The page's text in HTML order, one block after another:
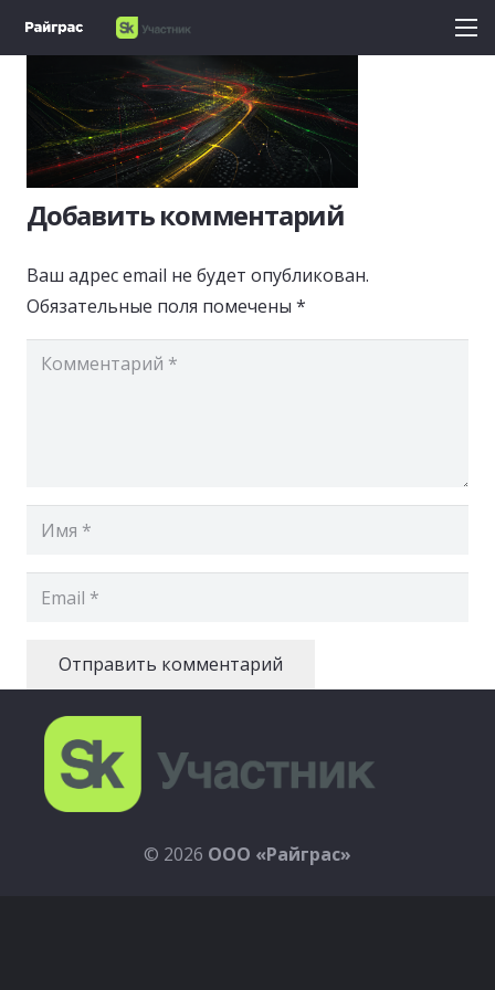
Добавить комментарий
Ваш адрес email не будет опубликован.
Обязательные поля помечены *
Отправить комментарий
© 2026 ООО «Райграс»